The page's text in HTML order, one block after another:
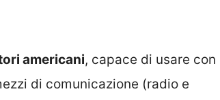
americani, capace di usare con
di comunicazione (radio e